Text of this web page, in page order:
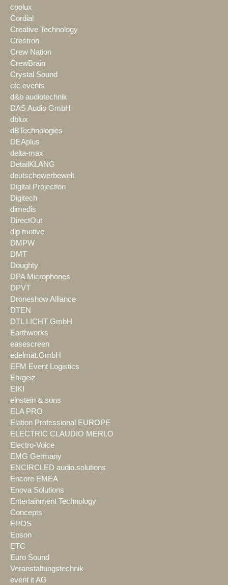
coolux
Cordial
Creative Technology
Crestron
Crew Nation
CrewBrain
Crystal Sound
ctc events
d&b audiotechnik
DAS Audio GmbH
dblux
dBTechnologies
DEAplus
delta-max
DetailKLANG
deutschewerbewelt
Digital Projection
Digitech
dimedis
DirectOut
dlp motive
DMPW
DMT
Doughty
DPA Microphones
DPVT
Droneshow Alliance
DTEN
DTL LICHT GmbH
Earthworks
easescreen
edelmat.GmbH
EFM Event Logistics
Ehrgeiz
EIKI
einstein & sons
ELA PRO
Elation Professional EUROPE
ELECTRIC CLAUDIO MERLO
Electro-Voice
EMG Germany
ENCIRCLED audio.solutions
Encore EMEA
Enova Solutions
Entertainment Technology
Concepts
EPOS
Epson
ETC
Euro Sound
Veranstaltungstechnik
event it AG